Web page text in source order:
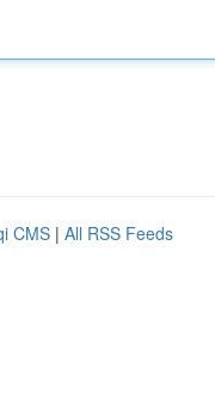
CMS | All RSS Feeds